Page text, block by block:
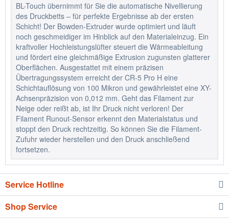
BL-Touch übernimmt für Sie die automatische Nivellierung
des Druckbetts – für perfekte Ergebnisse ab der ersten
Schicht! Der Bowden-Extruder wurde optimiert und läuft
noch geschmeidiger im Hinblick auf den Materialeinzug. Ein
kraftvoller Hochleistungslüfter steuert die Wärmeableitung
und fördert eine gleichmäßige Extrusion zugunsten glatterer
Oberflächen. Ausgestattet mit einem präzisen
Übertragungssystem erreicht der CR-5 Pro H eine
Schichtauflösung von 100 Mikron und gewährleistet eine XY-
Achsenpräzision von 0,012 mm. Geht das Filament zur
Neige oder reißt ab, ist Ihr Druck nicht verloren! Der
Filament Runout-Sensor erkennt den Materialstatus und
stoppt den Druck rechtzeitig. So können Sie die Filament-
Zufuhr wieder herstellen und den Druck anschließend
fortsetzen.
Service Hotline
Shop Service